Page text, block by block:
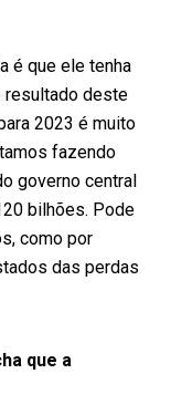
é que ele tenha
resultado deste
2023 é muito
fazendo
governo central
bilhões. Pode
como por
das perdas
que a